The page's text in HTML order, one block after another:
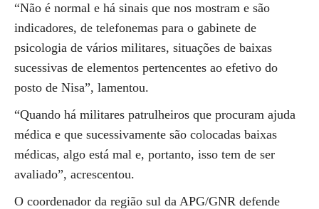
“Não é normal e há sinais que nos mostram e são
indicadores, de telefonemas para o gabinete de
psicologia de vários militares, situações de baixas
sucessivas de elementos pertencentes ao efetivo do
posto de Nisa”, lamentou.
“Quando há militares patrulheiros que procuram ajuda
médica e que sucessivamente são colocadas baixas
médicas, algo está mal e, portanto, isso tem de ser
avaliado”, acrescentou.
O coordenador da região sul da APG/GNR defende